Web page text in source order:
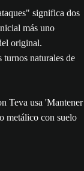
significa dos
más uno
original.
turnos naturales de